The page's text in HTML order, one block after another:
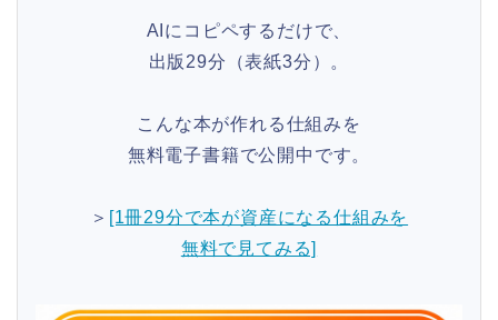
AIにコピペするだけで、
出版29分（表紙3分）。
こんな本が作れる仕組みを
無料電子書籍で公開中です。
＞ [1冊29分で本が資産になる仕組みを
無料で見てみる]